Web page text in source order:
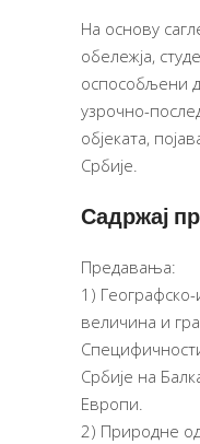
На основу
обележја,
оспособљени
узрочно-
објеката,
Србије.
Садржај
Предавања:
1) Географско-
величина и
Србије на
Европи.
2) Природне